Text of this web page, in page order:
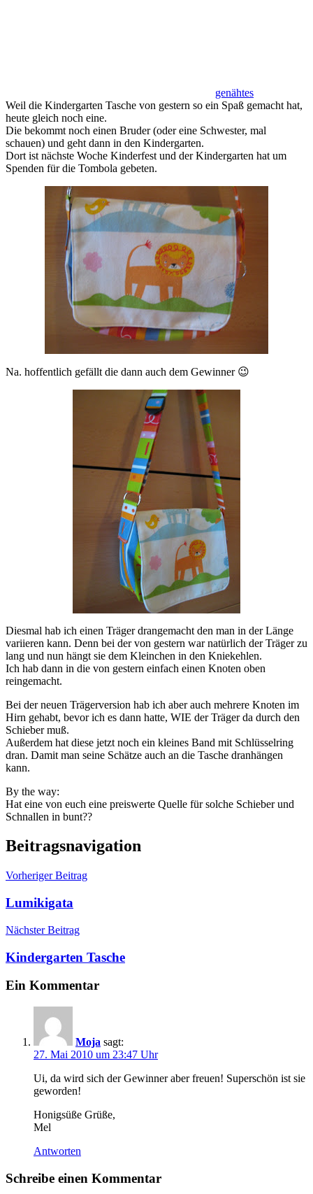
genähtes
Weil die Kindergarten Tasche von gestern so ein Spaß gemacht hat,
heute gleich noch eine.
Die bekommt noch einen Bruder (oder eine Schwester, mal
schauen) und geht dann in den Kindergarten.
Dort ist nächste Woche Kinderfest und der Kindergarten hat um
Spenden für die Tombola gebeten.
Na. hoffentlich gefällt die dann auch dem Gewinner 😉
Diesmal hab ich einen Träger drangemacht den man in der Länge
variieren kann. Denn bei der von gestern war natürlich der Träger zu
lang und nun hängt sie dem Kleinchen in den Kniekehlen.
Ich hab dann in die von gestern einfach einen Knoten oben
reingemacht.
Bei der neuen Trägerversion hab ich aber auch mehrere Knoten im
Hirn gehabt, bevor ich es dann hatte, WIE der Träger da durch den
Schieber muß.
Außerdem hat diese jetzt noch ein kleines Band mit Schlüsselring
dran. Damit man seine Schätze auch an die Tasche dranhängen
kann.
By the way:
Hat eine von euch eine preiswerte Quelle für solche Schieber und
Schnallen in bunt??
Beitragsnavigation
Vorheriger Beitrag
Lumikigata
Nächster Beitrag
Kindergarten Tasche
Ein Kommentar
Moja sagt:
27. Mai 2010 um 23:47 Uhr
Ui, da wird sich der Gewinner aber freuen! Superschön ist sie
geworden!
Honigsüße Grüße,
Mel
Antworten
Schreibe einen Kommentar